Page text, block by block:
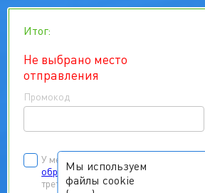
Итог:
Не выбрано место
отправления
Промокод
У меня есть
обработку персональных данных
третьих лиц
Мы используем
файлы cookie